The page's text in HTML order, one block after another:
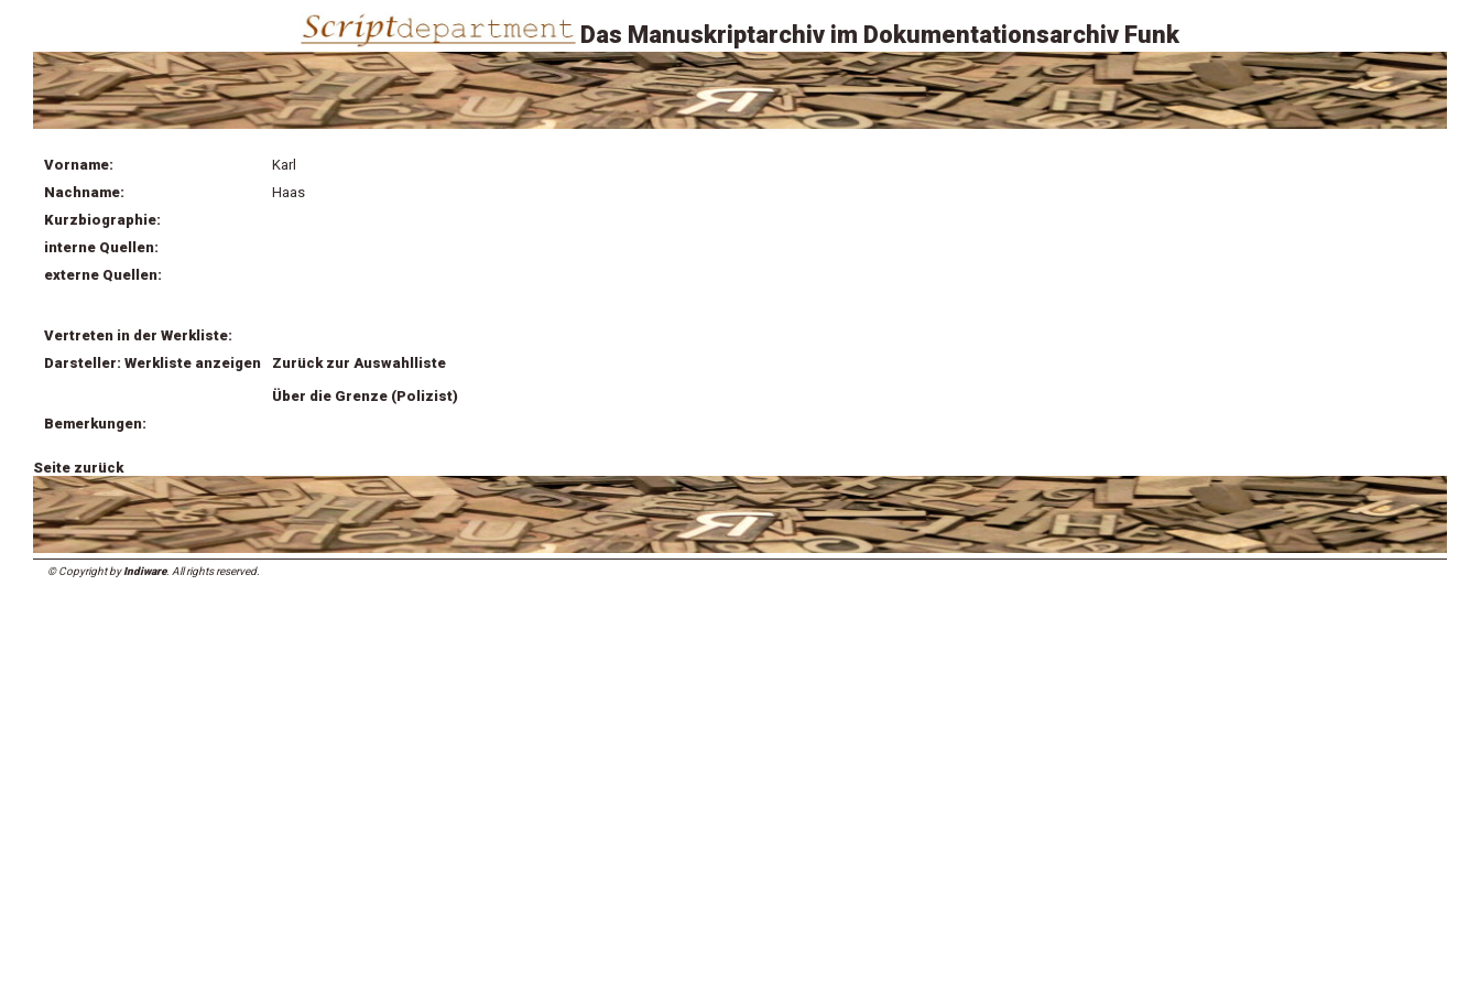
Das Manuskriptarchiv im Dokumentationsarchiv Funk
Vorname:
Karl
Nachname:
Haas
Kurzbiographie:
interne Quellen:
externe Quellen:
Vertreten in der Werkliste:
Darsteller: Werkliste anzeigen
Zurück zur Auswahlliste
Über die Grenze (Polizist)
Bemerkungen:
Seite zurück
© Copyright byIndiware. All rights reserved.